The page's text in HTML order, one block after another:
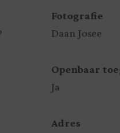
Fotografie
Daan Josee
Openbaar
Ja
Adres